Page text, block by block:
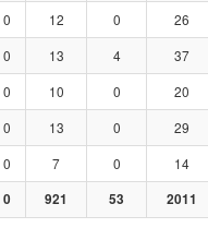
0 12 0 26
0 13 4 37
0 10 0 20
0 13 0 29
0 7 0 14
0 921 53 2011